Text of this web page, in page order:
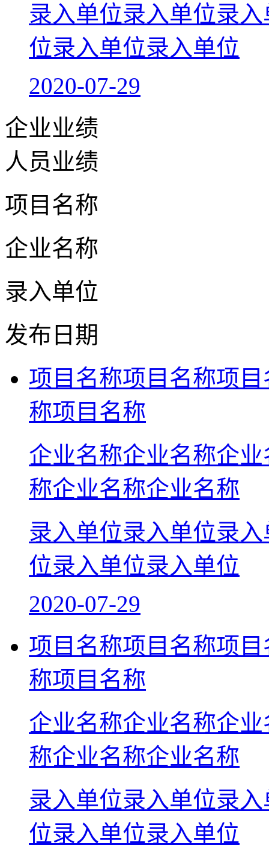
录入单位录入单位录
位录入单位录入单位
2020-07-29
企业业绩
人员业绩
项目名称
企业名称
录入单位
发布日期
项目名称项目名称项
称项目名称
企业名称企业名称企
称企业名称企业名称
录入单位录入单位录
位录入单位录入单位
2020-07-29
项目名称项目名称项
称项目名称
企业名称企业名称企
称企业名称企业名称
录入单位录入单位录
位录入单位录入单位